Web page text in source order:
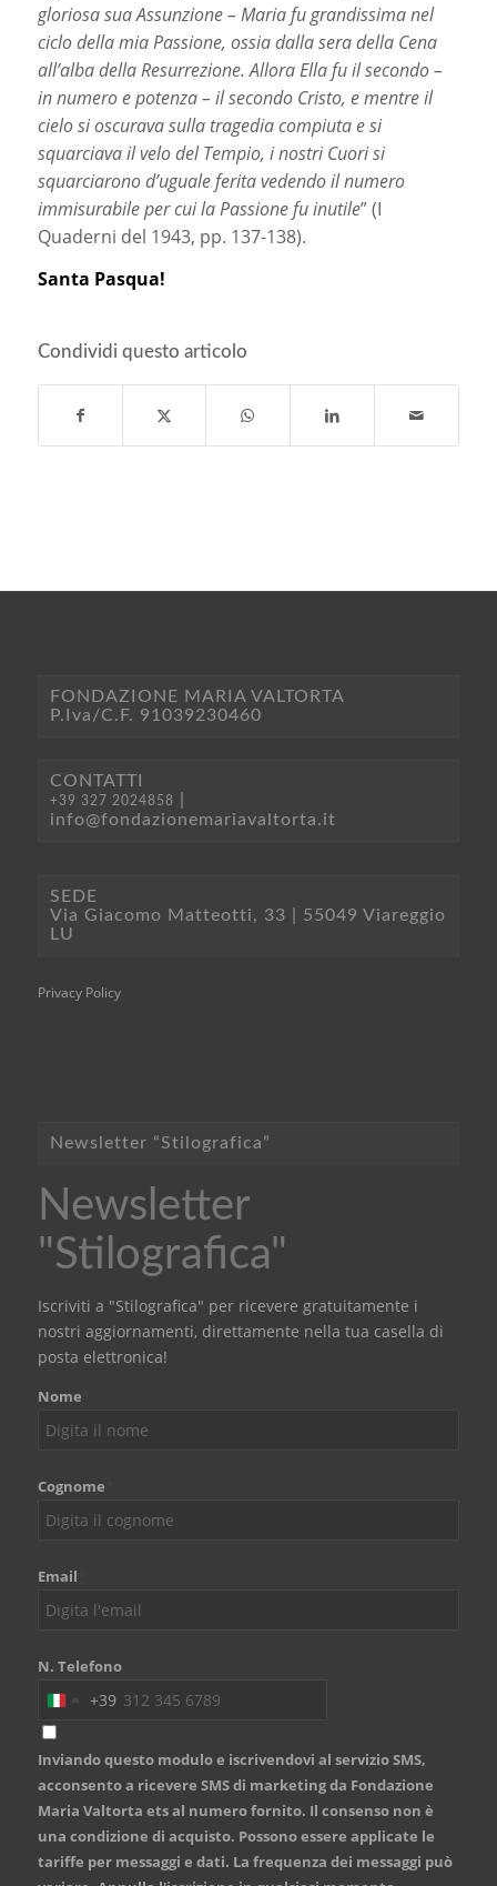
gloriosa sua Assunzione – Maria fu grandissima nel
ciclo della mia Passione, ossia dalla sera della Cena
all’alba della Resurrezione. Allora Ella fu il secondo –
in numero e potenza – il secondo Cristo, e mentre il
cielo si oscurava sulla tragedia compiuta e si
squarciava il velo del Tempio, i nostri Cuori si
squarciarono d’uguale ferita vedendo il numero
immisurabile per cui la Passione fu inutile” (I
Quaderni del 1943, pp. 137-138).
Santa Pasqua!
Condividi questo articolo
FONDAZIONE MARIA VALTORTA
P.Iva/C.F. 91039230460
CONTATTI
+39 327 2024858
info@fondazionemariavaltorta.it
SEDE
Via Giacomo Matteotti, 33 | 55049 Viareggio
LU
Privacy Policy
Newsletter “Stilografica”
Newsletter
"Stilografica"
Iscriviti a "Stilografica" per ricevere gratuitamente i
nostri aggiornamenti, direttamente nella tua casella di
posta elettronica!
Nome
Cognome
Email
N. Telefono
Italy
+39
+39
Inviando questo modulo e iscrivendovi al servizio SMS,
acconsento a ricevere SMS di marketing da Fondazione
Maria Valtorta ets al numero fornito. Il consenso non è
una condizione di acquisto. Possono essere applicate le
tariffe per messaggi e dati. La frequenza dei messaggi può